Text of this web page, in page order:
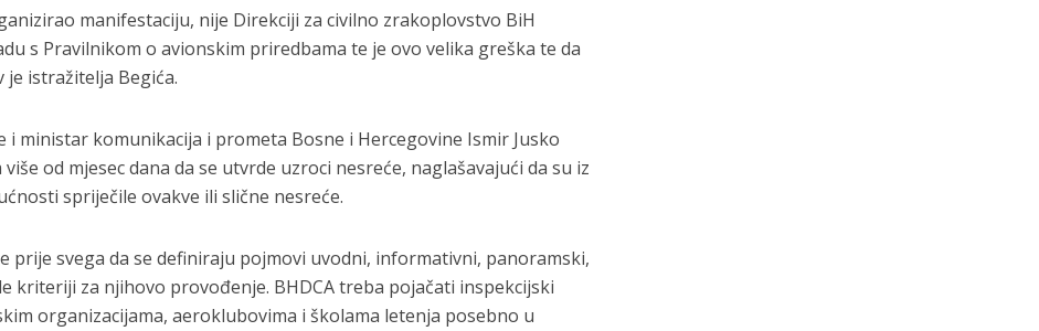
manifestaciju, nije Direkciji za civilno zrakoplovstvo BiH
s Pravilnikom o avionskim priredbama te je ovo velika greška te da
je istražitelja Begića.
i ministar komunikacija i prometa Bosne i Hercegovine Ismir Jusko
od mjesec dana da se utvrde uzroci nesreće, naglašavajući da su iz
spriječile ovakve ili slične nesreće.
prije svega da se definiraju pojmovi uvodni, informativni, panoramski,
kriteriji za njihovo provođenje. BHDCA treba pojačati inspekcijski
organizacijama, aeroklubovima i školama letenja posebno u